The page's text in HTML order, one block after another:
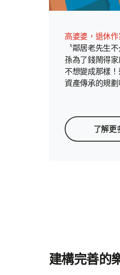
高婆婆，退休
〝鄰居老先生
孫為了錢鬧得
不想變成那樣
資產傳承的規劃
了解更
建構完善的